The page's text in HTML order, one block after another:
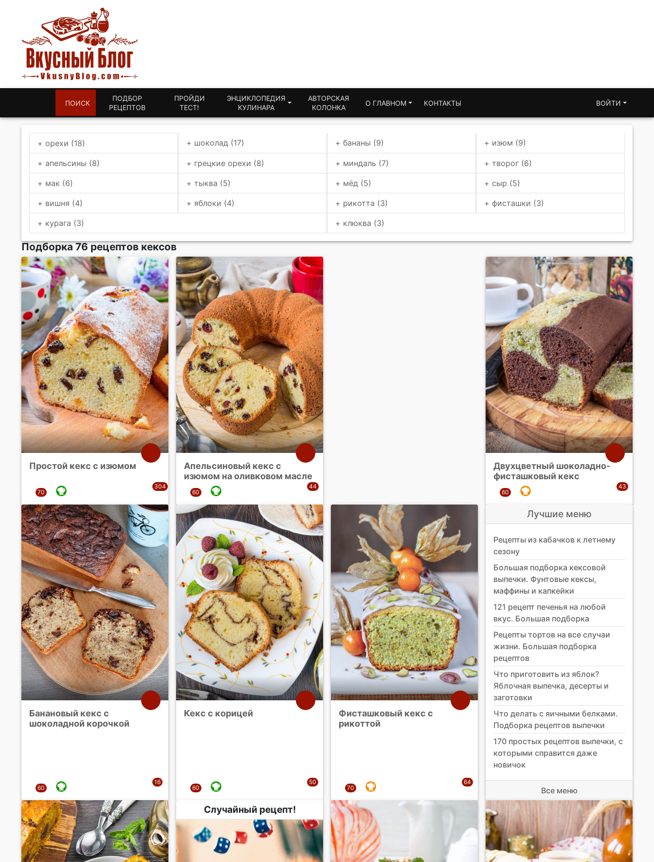
ПОИСК
ПОДБОР
РЕЦЕПТОВ
ПРОЙДИ
ТЕСТ!
ЭНЦИКЛОПЕДИЯ
КУЛИНАРА
АВТОРСКАЯ
КОЛОНКА
О ГЛАВНОМ КОНТАКТЫ ВОЙТИ
+ орехи (18) + шоколад (17) + бананы (9) + изюм (9)
+ апельсины (8) + грецкие орехи (8) + миндаль (7) + творог (6)
+ мак (6) + тыква (5) + мёд (5) + сыр (5)
+ вишня (4) + яблоки (4) + рикотта (3) + фисташки (3)
+ курага (3) + клюква (3)
Подборка 76 рецептов кексов
Простой кекс с изюмом
Апельсиновый кекс с
изюмом на оливковом масле
Двухцветный шоколадно-
фисташковый кекс
Банановый кекс с
шоколадной корочкой
Кекс с корицей
Фисташковый кекс с
рикоттой
Лучшие меню
Рецепты из кабачков к летнему
сезону
Большая подборка кексовой
выпечки. Фунтовые кексы,
маффины и капкейки
121 рецепт печенья на любой
вкус. Большая подборка
Рецепты тортов на все случаи
жизни. Большая подборка
рецептов
Что приготовить из яблок?
Яблочная выпечка, десерты и
заготовки
Что делать с яичными белками.
Подборка рецептов выпечки
170 простых рецептов выпечки, с
которыми справится даже
новичок
Все меню
Случайный рецепт!